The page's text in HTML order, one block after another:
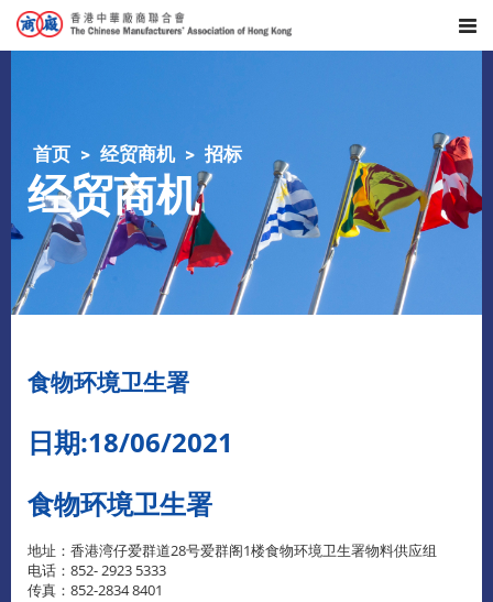
首页 经贸商机 招标
经贸商机
食物环境卫生署
日期:18/06/2021
食物环境卫生署
地址：香港湾仔爱群道28号爱群阁1楼食物环境卫生署物料供应组
电话：852- 2923 5333
传真：852-2834 8401